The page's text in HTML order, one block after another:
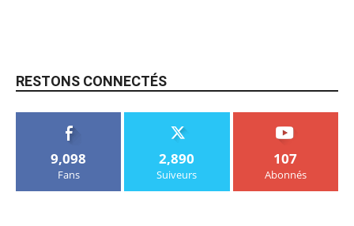
RESTONS CONNECTÉS
9,098
Fans
2,890
Suiveurs
107
Abonnés